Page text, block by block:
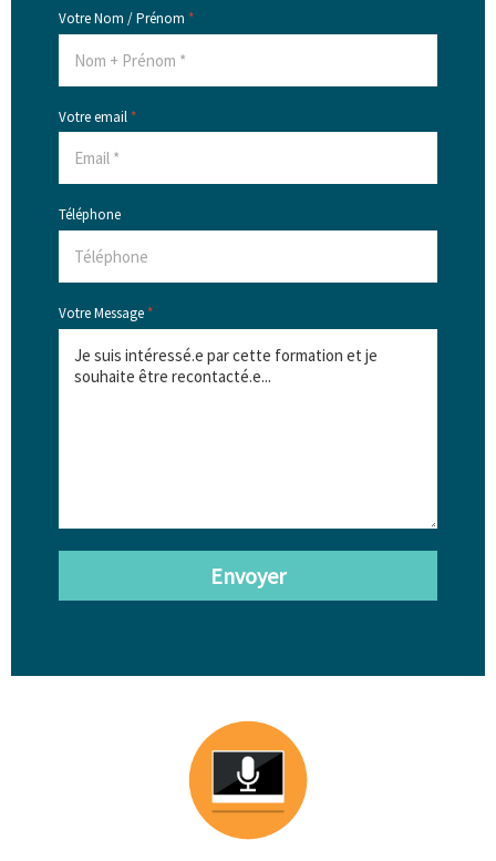
Votre Nom / Prénom *
Votre email *
Téléphone
Votre Message *
Envoyer